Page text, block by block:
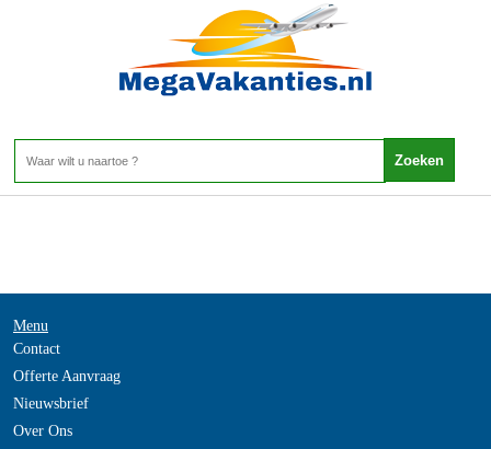
Home>
Menu
Contact
Offerte Aanvraag
Nieuwsbrief
Over Ons